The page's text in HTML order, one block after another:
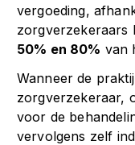
vergoeding,
zorgverzekeraars
50% en 80% van
Wanneer de
zorgverzekeraar,
voor de
vervolgens zelf